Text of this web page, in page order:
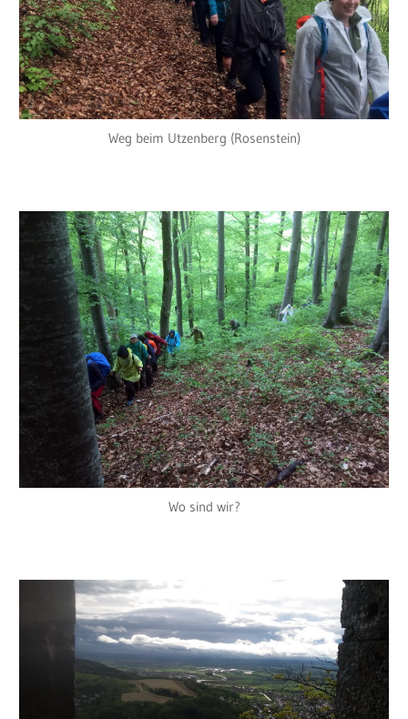
Weg beim Utzenberg (Rosenstein)
Wo sind wir?